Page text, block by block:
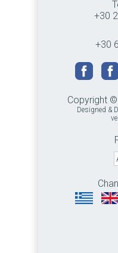
+30
+30
Copyright
Designed &